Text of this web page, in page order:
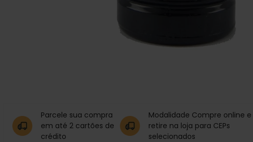
Parcele sua compra
em até 2 cartões de
crédito
Modalidade Compre online e
retire na loja para CEPs
selecionados